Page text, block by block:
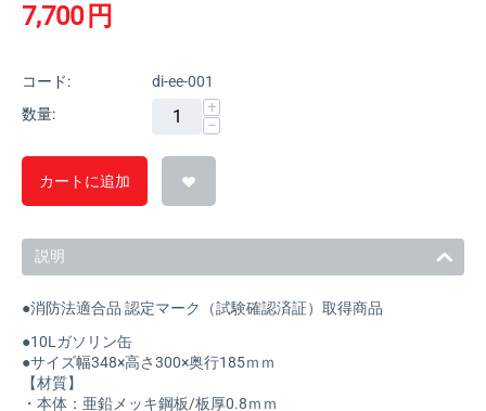
7,700 円
コード:
di-ee-001
数量:
+
−
カートに追加
説明
●消防法適合品 認定マーク（試験確認済証）取得商品
●10Lガソリン缶
●サイズ幅348×高さ300×奥行185ｍｍ
【材質】
・本体：亜鉛メッキ鋼板/板厚0.8ｍｍ